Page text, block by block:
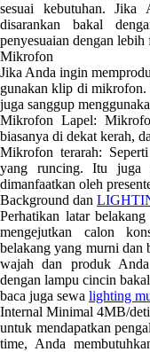
sesuai kebutuhan. Jika
disarankan bakal
penyesuaian dengan lebih
Mikrofon
Jika Anda ingin
gunakan klip di mikrofon.
juga sanggup
Mikrofon Lapel:
biasanya di dekat kerah,
Mikrofon terarah:
yang runcing. Itu juga
dimanfaatkan oleh
Background dan
Perhatikan latar
mengejutkan calon
belakang yang murni dan
wajah dan produk
dengan lampu cincin
baca juga sewa lighting
Internal Minimal 4MB/
untuk mendapatkan
time, Anda